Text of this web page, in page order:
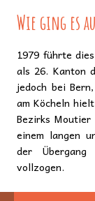
Wie ging es
1979 führte
als 26. Kanton
jedoch bei
am Köcheln
Bezirks Moutier
einem langen
der
vollzogen.